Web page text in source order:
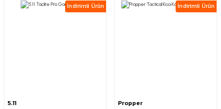
İndirimli Ürün
5.11
İndirimli Ürün
Propper